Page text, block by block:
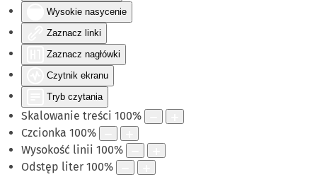
Wysokie nasycenie
Zaznacz linki
Zaznacz nagłówki
Czytnik ekranu
Tryb czytania
Skalowanie treści 100%
Czcionka 100%
Wysokość linii 100%
Odstęp liter 100%